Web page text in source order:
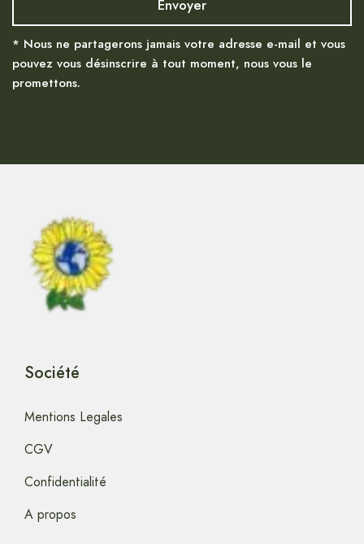
* Nous ne partagerons jamais votre adresse e-mail et vous
pouvez vous désinscrire à tout moment, nous vous le
promettons.
Société
Mentions Legales
CGV
Confidentialité
A propos